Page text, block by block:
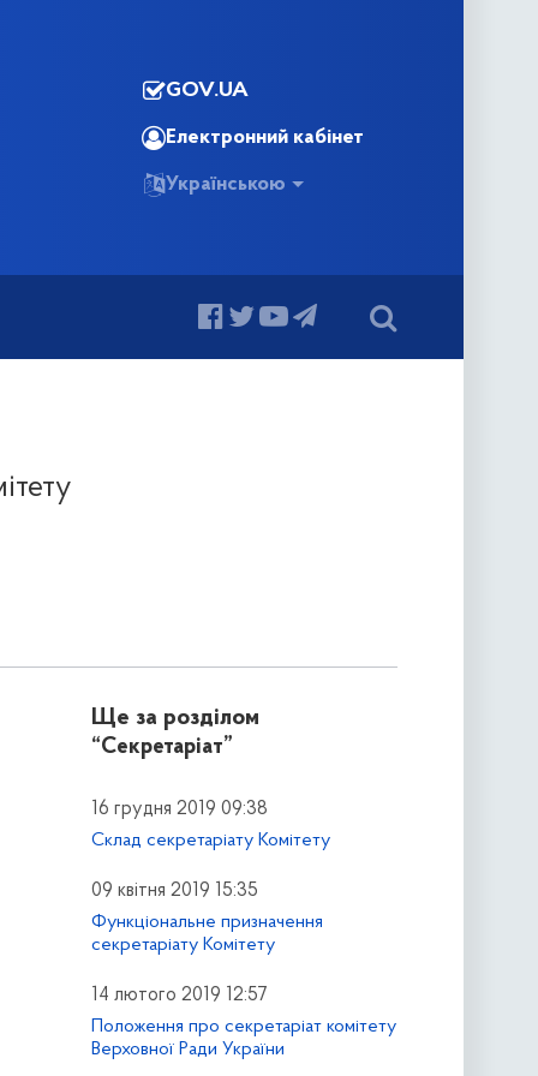
GOV.UA
Електронний кабінет
Українською
Ще за розділом
“Секретаріат”
16 грудня 2019 09:38
Склад секретаріату Комітету
09 квітня 2019 15:35
Функціональне призначення
секретаріату Комітету
14 лютого 2019 12:57
Положення про секретаріат комітету
Верховної Ради України